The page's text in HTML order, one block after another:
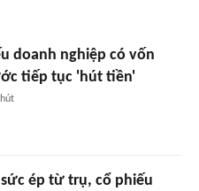
doanh nghiệp có vốn
tiếp tục 'hút tiền'
ép từ trụ, cổ phiếu